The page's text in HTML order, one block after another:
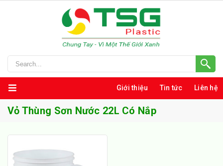
Giới thiệu Tin tức Liên hệ
Vỏ Thùng Sơn Nước 22L Có Nắp